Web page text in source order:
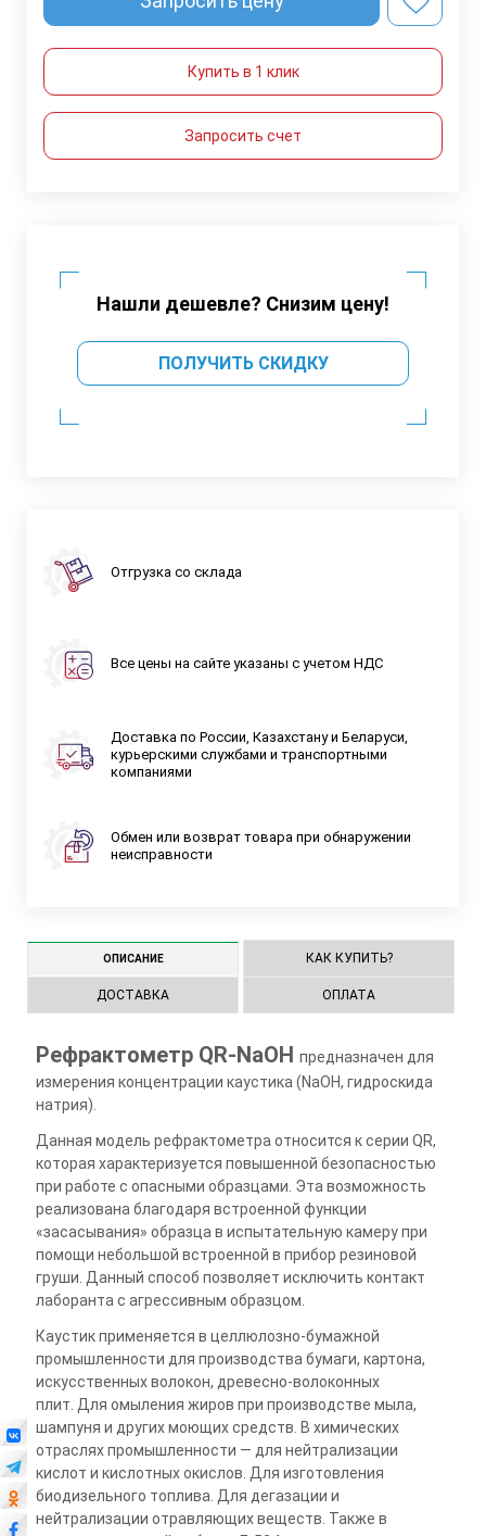
Купить в 1 клик
Запросить счет
Нашли дешевле? Снизим цену!
ПОЛУЧИТЬ СКИДКУ
Отгрузка со склада
Все цены на сайте указаны с учетом НДС
Доставка по России, Казахстану и Беларуси,
курьерскими службами и транспортными
компаниями
Обмен или возврат товара при обнаружении
неисправности
ОПИСАНИЕ КАК КУПИТЬ?
ДОСТАВКА ОПЛАТА
Рефрактометр QR-NaOH предназначен для
измерения концентрации каустика (NaOH, гидроскида
натрия).
Данная модель рефрактометра относится к серии QR,
которая характеризуется повышенной безопасностью
при работе с опасными образцами. Эта возможность
реализована благодаря встроенной функции
«засасывания» образца в испытательную камеру при
помощи небольшой встроенной в прибор резиновой
груши. Данный способ позволяет исключить контакт
лаборанта с агрессивным образцом.
Каустик применяется в целлюлозно-бумажной
промышленности для производства бумаги, картона,
искусственных волокон, древесно-волоконных
плит. Для омыления жиров при производстве мыла,
шампуня и других моющих средств. В химических
отраслях промышленности — для нейтрализации
кислот и кислотных окислов. Для изготовления
биодизельного топлива. Для дегазации и
нейтрализации отравляющих веществ. Также в